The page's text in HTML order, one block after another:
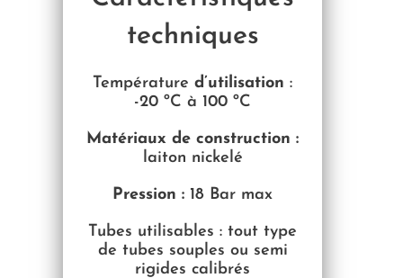
techniques
Température d’utilisation :
-20 ºC à 100 ºC
Matériaux de construction :
laiton nickelé
Pression : 18 Bar max
Tubes utilisables : tout type
de tubes souples ou semi
rigides calibrés